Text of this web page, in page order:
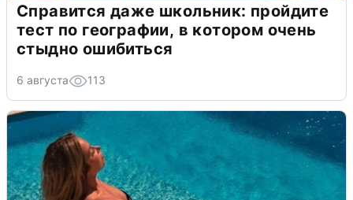
Справится даже школьник: пройдите
тест по географии, в котором очень
стыдно ошибиться
6 августа 113